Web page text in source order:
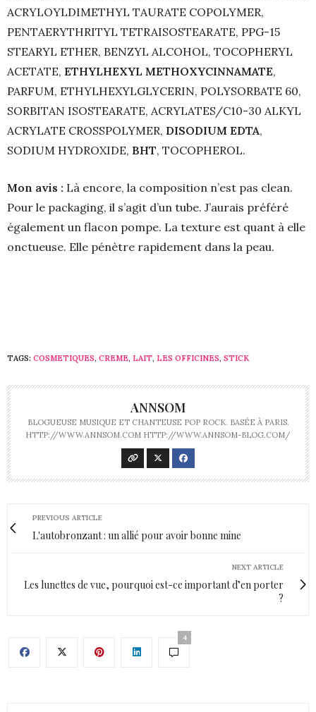
ACRYLOYLDIMETHYL TAURATE COPOLYMER,
PENTAERYTHRITYL TETRAISOSTEARATE, PPG-15
STEARYL ETHER, BENZYL ALCOHOL, TOCOPHERYL
ACETATE, ETHYLHEXYL METHOXYCINNAMATE,
PARFUM, ETHYLHEXYLGLYCERIN, POLYSORBATE 60,
SORBITAN ISOSTEARATE, ACRYLATES/C10-30 ALKYL
ACRYLATE CROSSPOLYMER, DISODIUM EDTA,
SODIUM HYDROXIDE, BHT, TOCOPHEROL.
Mon avis : Là encore, la composition n’est pas clean.
Pour le packaging, il s’agit d’un tube. J’aurais préféré
également un flacon pompe. La texture est quant à elle
onctueuse. Elle pénètre rapidement dans la peau.
TAGS: COSMETIQUES, CREME, LAIT, LES OFFICINES, STICK
ANNSOM
BLOGUEUSE MUSIQUE ET CHANTEUSE POP ROCK. BASÉE À PARIS.
HTTP://WWW.ANNSOM.COM HTTP://WWW.ANNSOM-BLOG.COM/
PREVIOUS ARTICLE
L'autobronzant : un allié pour avoir bonne mine
NEXT ARTICLE
Les lunettes de vue, pourquoi est-ce important d’en porter
?
4